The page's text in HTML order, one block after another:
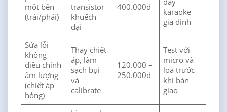
một bên
(trái/phải)
transistor
khuếch
đại
400.000đ
karaoke
gia đình
Sửa lỗi
không
điều chỉnh
âm lượng
(chiết áp
hỏng)
Thay chiết
áp, làm
sạch bụi
và
calibrate
120.000 –
250.000đ
Test với
micro và
loa trước
khi bàn
giao